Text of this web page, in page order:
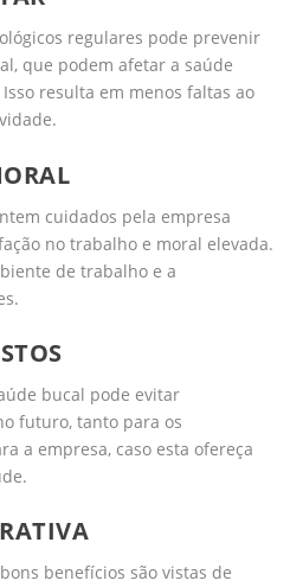
regulares pode prevenir
que podem afetar a saúde
resulta em menos faltas ao
cuidados pela empresa
no trabalho e moral elevada.
de trabalho e a
bucal pode evitar
futuro, tanto para os
a empresa, caso esta ofereça
benefícios são vistas de